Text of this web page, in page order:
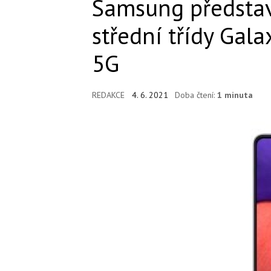
Samsung
střední třídy
5G
REDAKCE 4. 6. 2021 Doba čtení: 1 minuta